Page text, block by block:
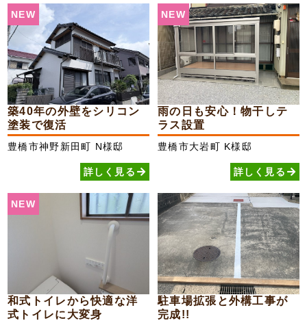
NEW
築40年の外壁をシリコン
塗装で復活
豊橋市神野新田町 N様邸
詳しく見る
NEW
雨の日も安心！物干しテ
ラス設置
豊橋市大岩町 K様邸
詳しく見る
NEW
和式トイレから快適な洋
式トイレに大変身
駐車場拡張と外構工事が
完成!!